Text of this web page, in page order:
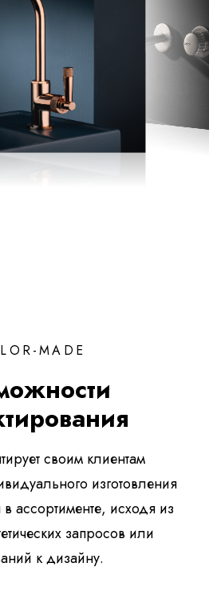
MADE
своим клиентам
изготовления
ассортименте, исходя из
запросов или
к дизайну.